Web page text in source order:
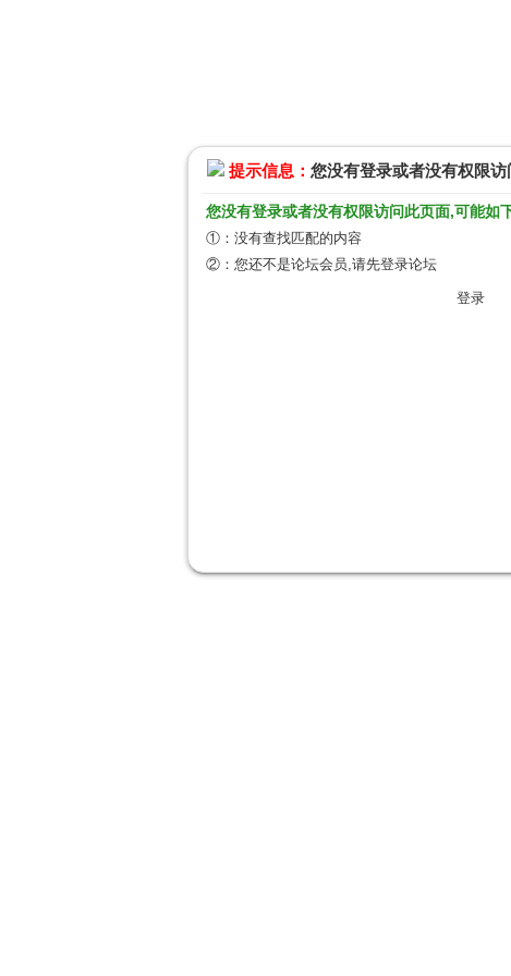
提示信息： 您没有登录或者没有权限访
您没有登录或者没有权限访问此页面,可能如
①：没有查找匹配的内容
②：您还不是论坛会员,请先登录论坛
登录